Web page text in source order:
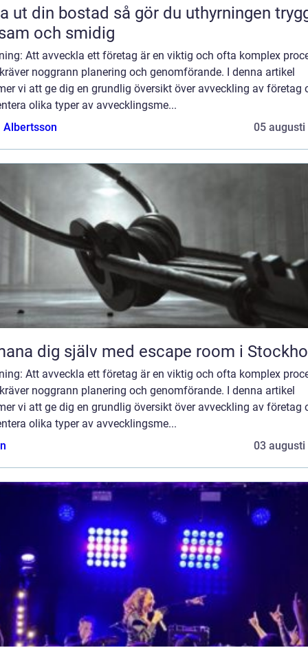
bostad så gör du uthyrningen trygg,
och smidig
Att avveckla ett företag är en viktig och ofta komplex
noggrann planering och genomförande. I denna artikel
vi att ge dig en grundlig översikt över avveckling av företag
olika typer av avvecklingsme...
Albertsson
05 augusti
dig själv med escape room i
Att avveckla ett företag är en viktig och ofta komplex
noggrann planering och genomförande. I denna artikel
vi att ge dig en grundlig översikt över avveckling av företag
olika typer av avvecklingsme...
03 augusti